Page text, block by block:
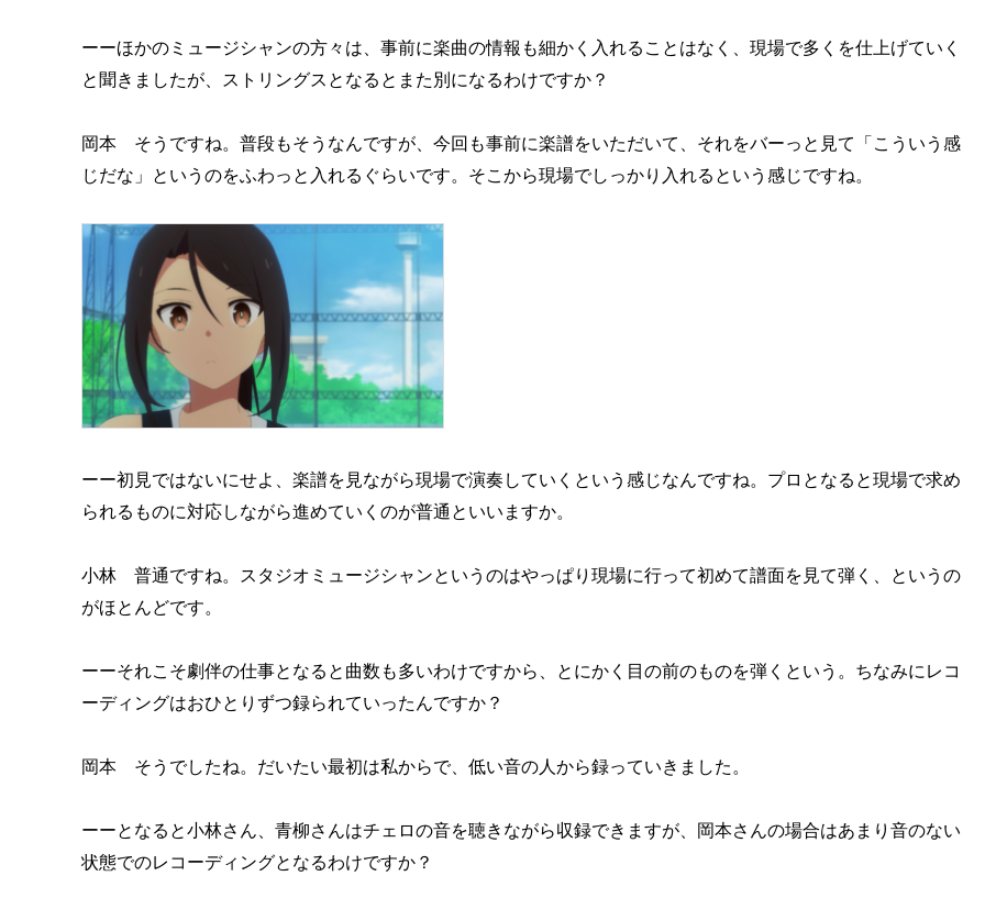
ーーほかのミュージシャンの方々は、事前に楽曲の情報も細かく入れることはなく、現場で多くを仕上げていく
と聞きましたが、ストリングスとなるとまた別になるわけですか？
岡本 そうですね。普段もそうなんですが、今回も事前に楽譜をいただいて、それをバーっと見て「こういう感
じだな」というのをふわっと入れるぐらいです。そこから現場でしっかり入れるという感じですね。
ーー初見ではないにせよ、楽譜を見ながら現場で演奏していくという感じなんですね。プロとなると現場で求め
られるものに対応しながら進めていくのが普通といいますか。
小林 普通ですね。スタジオミュージシャンというのはやっぱり現場に行って初めて譜面を見て弾く、というの
がほとんどです。
ーーそれこそ劇伴の仕事となると曲数も多いわけですから、とにかく目の前のものを弾くという。ちなみにレコ
ーディングはおひとりずつ録られていったんですか？
岡本 そうでしたね。だいたい最初は私からで、低い音の人から録っていきました。
ーーとなると小林さん、青柳さんはチェロの音を聴きながら収録できますが、岡本さんの場合はあまり音のない
状態でのレコーディングとなるわけですか？